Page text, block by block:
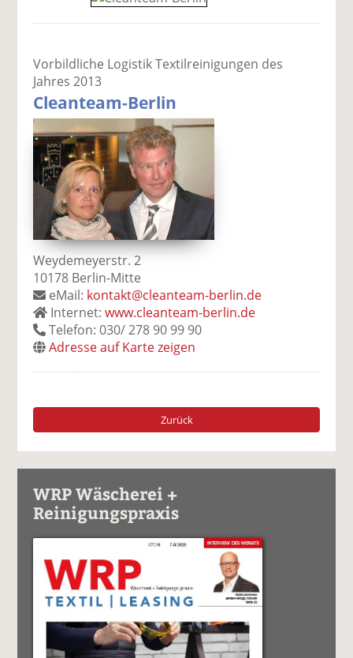
Vorbildliche Logistik Textilreinigungen des
Jahres 2013
Cleanteam-Berlin
Weydemeyerstr. 2
10178 Berlin-Mitte
eMail: kontakt@cleanteam-berlin.de
Internet:www.cleanteam-berlin.de
Telefon: 030/ 278 90 99 90
Adresse auf Karte zeigen
Zurück
WRP Wäscherei +
Reinigungspraxis